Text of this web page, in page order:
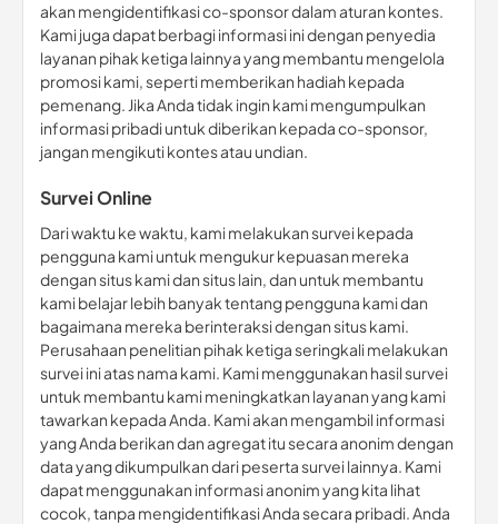
akan mengidentifikasi co-sponsor dalam aturan kontes.
Kami juga dapat berbagi informasi ini dengan penyedia
layanan pihak ketiga lainnya yang membantu mengelola
promosi kami, seperti memberikan hadiah kepada
pemenang. Jika Anda tidak ingin kami mengumpulkan
informasi pribadi untuk diberikan kepada co-sponsor,
jangan mengikuti kontes atau undian.
Survei Online
Dari waktu ke waktu, kami melakukan survei kepada
pengguna kami untuk mengukur kepuasan mereka
dengan situs kami dan situs lain, dan untuk membantu
kami belajar lebih banyak tentang pengguna kami dan
bagaimana mereka berinteraksi dengan situs kami.
Perusahaan penelitian pihak ketiga seringkali melakukan
survei ini atas nama kami. Kami menggunakan hasil survei
untuk membantu kami meningkatkan layanan yang kami
tawarkan kepada Anda. Kami akan mengambil informasi
yang Anda berikan dan agregat itu secara anonim dengan
data yang dikumpulkan dari peserta survei lainnya. Kami
dapat menggunakan informasi anonim yang kita lihat
cocok, tanpa mengidentifikasi Anda secara pribadi. Anda